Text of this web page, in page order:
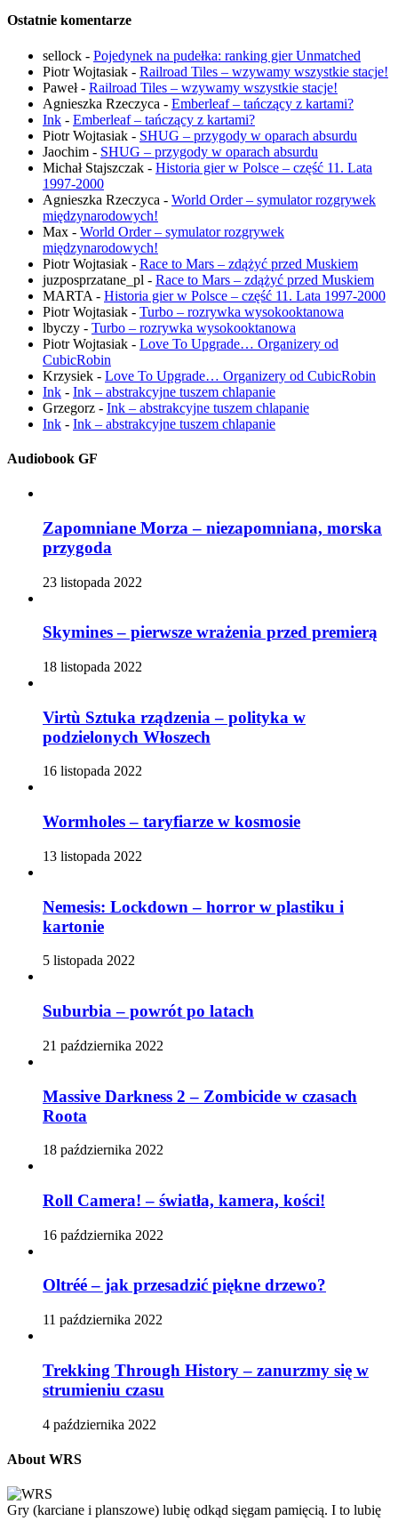
Ostatnie komentarze
sellock - Pojedynek na pudełka: ranking gier Unmatched
Piotr Wojtasiak - Railroad Tiles – wzywamy wszystkie stacje!
Paweł- Railroad Tiles – wzywamy wszystkie stacje!
Agnieszka Rzeczyca - Emberleaf – tańczący z kartami?
Ink - Emberleaf – tańczący z kartami?
Piotr Wojtasiak - SHUG – przygody w oparach absurdu
Jaochim - SHUG – przygody w oparach absurdu
Michał Stajszczak - Historia gier w Polsce – część 11. Lata
1997-2000
Agnieszka Rzeczyca - World Order – symulator rozgrywek
międzynarodowych!
Max - World Order – symulator rozgrywek
międzynarodowych!
Piotr Wojtasiak - Race to Mars – zdążyć przed Muskiem
juzposprzatane_pl - Race to Mars – zdążyć przed Muskiem
MARTA - Historia gier w Polsce – część 11. Lata 1997-2000
Piotr Wojtasiak - Turbo – rozrywka wysokooktanowa
lbyczy - Turbo – rozrywka wysokooktanowa
Piotr Wojtasiak - Love To Upgrade… Organizery od
CubicRobin
Krzysiek - Love To Upgrade… Organizery od CubicRobin
Ink - Ink – abstrakcyjne tuszem chlapanie
Grzegorz - Ink – abstrakcyjne tuszem chlapanie
Ink - Ink – abstrakcyjne tuszem chlapanie
Audiobook GF
Zapomniane Morza – niezapomniana, morska
przygoda
23 listopada 2022
Skymines – pierwsze wrażenia przed premierą
18 listopada 2022
Virtù Sztuka rządzenia – polityka w
podzielonych Włoszech
16 listopada 2022
Wormholes – taryfiarze w kosmosie
13 listopada 2022
Nemesis: Lockdown – horror w plastiku i
kartonie
5 listopada 2022
Suburbia – powrót po latach
21 października 2022
Massive Darkness 2 – Zombicide w czasach
Roota
18 października 2022
Roll Camera! – światła, kamera, kości!
16 października 2022
Oltréé – jak przesadzić piękne drzewo?
11 października 2022
Trekking Through History – zanurzmy się w
strumieniu czasu
4 października 2022
About WRS
Gry (karciane i planszowe) lubię odkąd sięgam pamięcią. I to lubię